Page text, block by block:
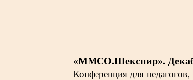
«ММСО.Шекспир».
Конференция для